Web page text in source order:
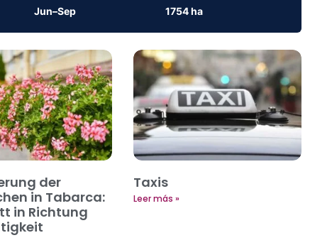
Jun–Sep 1754 ha
der
in Tabarca:
in Richtung
Taxis
Leer más »